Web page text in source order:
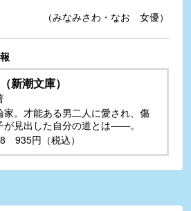
（みなみさわ・なお 女優）
新潮文庫）
家。才能ある男二人に愛され、傷
が見出した自分の道とは――。
935円（税込）